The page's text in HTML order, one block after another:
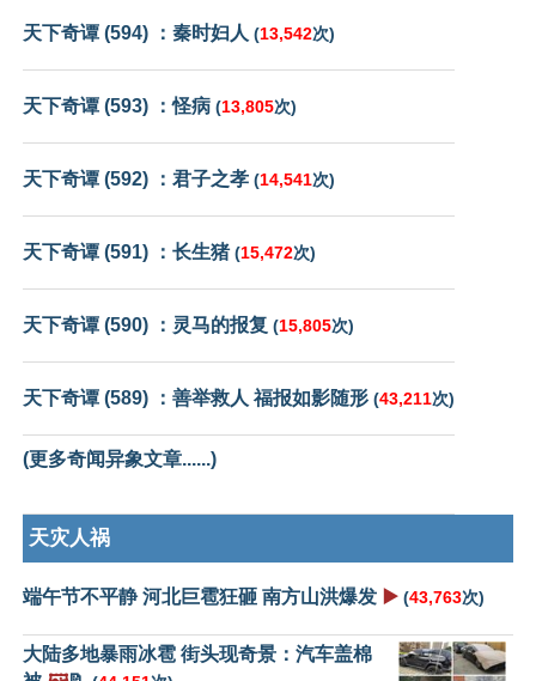
天下奇谭 (594) ：秦时妇人 (13,542次)
天下奇谭 (593) ：怪病 (13,805次)
天下奇谭 (592) ：君子之孝 (14,541次)
天下奇谭 (591) ：长生猪(15,472次)
天下奇谭 (590) ：灵马的报复 (15,805次)
天下奇谭 (589) ：善举救人 福报如影随形 (43,211次)
(更多奇闻异象文章......)
天灾人祸
端午节不平静 河北巨雹狂砸 南方山洪爆发 ▶️ (43,763次)
大陆多地暴雨冰雹 街头现奇景：汽车盖棉